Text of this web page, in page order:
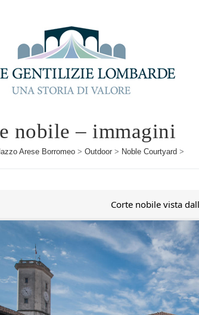
nobile – immagini
Arese Borromeo> Outdoor> Noble Courtyard>
Corte nobile vista